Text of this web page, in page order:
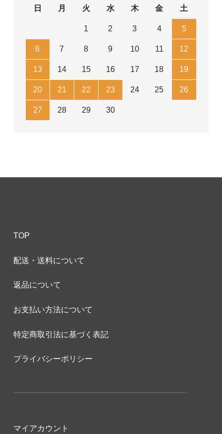
日
月 火 水 木 金 土
1 2 3 4 5
6 7 8 9 10 11 12
13 14 15 16 17 18 19
20 21 22 23 24 25 26
27 28 29 30
TOP
配送・送料について
返品について
お支払い方法について
特定商取引法に基づく表記
プライバシーポリシー
マイアカウント